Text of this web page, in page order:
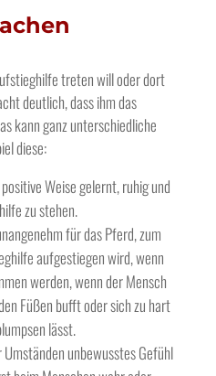
treten will oder dort
deutlich, dass ihm das
kann ganz unterschiedliche
diese:
Weise gelernt, ruhig und
zu stehen.
für das Pferd, zum
aufgestiegen wird, wenn
werden, wenn der Mensch
Füßen bufft oder sich zu hart
lässt.
unbewusstes Gefühl